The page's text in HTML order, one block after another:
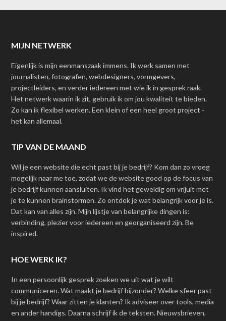
MIJN NETWERK
Eigenlijk is mijn eenmanszaak immens. Ik werk samen met
journalisten, fotografen, webdesigners, vormgevers,
projectleiders, en verder iedereen met wie ik in gesprek raak.
Het netwerk waarin ik zit, gebruik ik om jou kwaliteit te bieden.
Zo kan ik flexibel werken. Een klein of een heel groot project -
het kan allemaal.
TIP VAN DE MAAND
Wil je een website die echt past bij je bedrijf? Kom dan zo vroeg
mogelijk naar me toe, zodat we de website goed op de focus van
je bedrijf kunnen aansluiten. Ik vind het geweldig om vrijuit met
je te kunnen brainstormen. Zo ontdek je wat belangrijk voor je is.
Dat kan van alles zijn. Mijn lijstje van belangrijke dingen is:
verbinding, plezier voor iedereen en georganiseerd zijn. Be
inspired.
HOE WERK IK?
In een persoonlijk gesprek zoeken we uit wat je wilt
communiceren. Wat maakt je bedrijf bijzonder? Welke sfeer past
bij je bedrijf? Waar zitten je klanten? Ik adviseer over tools, media
en ander handigs. Daarna schrijf ik de teksten. Nieuwsbrieven,